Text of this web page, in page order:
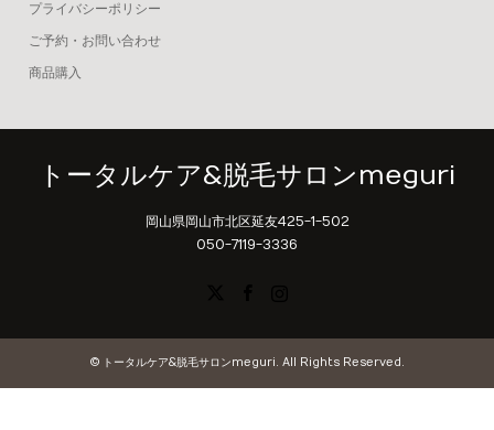
プライバシーポリシー
ご予約・お問い合わせ
商品購入
トータルケア&脱毛サロンmeguri
岡山県岡山市北区延友425-1-502
050-7119-3336
© トータルケア&脱毛サロンmeguri. All Rights Reserved.